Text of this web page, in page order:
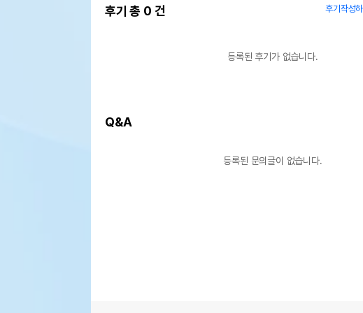
후기 총 0 건 후기작성
등록된 후기가 없습니다.
Q&A
등록된 문의글이 없습니다.